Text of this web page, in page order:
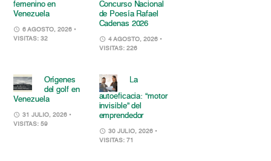
femenino en
Venezuela
6 AGOSTO, 2026 •
VISITAS: 32
Concurso Nacional
de Poesía Rafael
Cadenas 2026
4 AGOSTO, 2026 •
VISITAS: 226
Orígenes
del golf en
Venezuela
31 JULIO, 2026 •
VISITAS: 59
La
autoeficacia: “motor
invisible” del
emprendedor
30 JULIO, 2026 •
VISITAS: 71